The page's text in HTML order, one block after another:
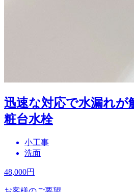
迅速な対応で水漏れが
粧台水栓
小工事
洗面
48,000円